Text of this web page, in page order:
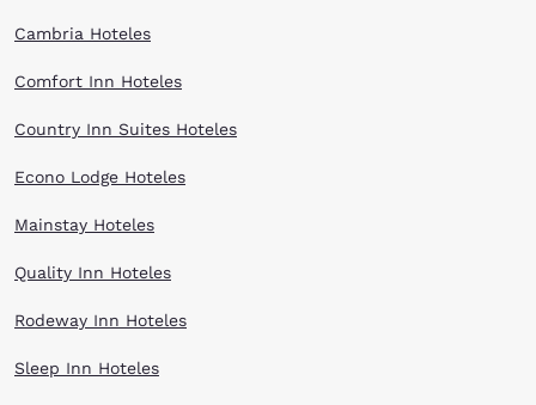
Cambria Hoteles
Comfort Inn Hoteles
Country Inn Suites Hoteles
Econo Lodge Hoteles
Mainstay Hoteles
Quality Inn Hoteles
Rodeway Inn Hoteles
Sleep Inn Hoteles